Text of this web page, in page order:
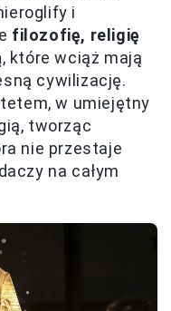
i
filozofię, religię
, które wciąż mają
cywilizację.
w umiejętny
tworząc
nie przestaje
na całym